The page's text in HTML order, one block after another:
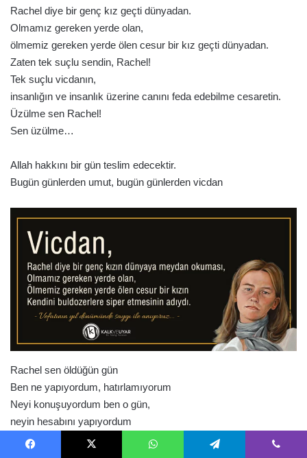
Rachel diye bir genç kız geçti dünyadan.
Olmamız gereken yerde olan,
ölmemiz gereken yerde ölen cesur bir kız geçti dünyadan.
Zaten tek suçlu sendin, Rachel!
Tek suçlu vicdanın,
insanlığın ve insanlık üzerine canını feda edebilme cesaretin.
Üzülme sen Rachel!
Sen üzülme…
Allah hakkını bir gün teslim edecektir.
Bugün günlerden umut, bugün günlerden vicdan
Rachel sen öldüğün gün
Ben ne yapıyordum, hatırlamıyorum
Neyi konuşuyordum ben o gün,
neyin hesabını yapıyordum
Sen beni savunuyordun